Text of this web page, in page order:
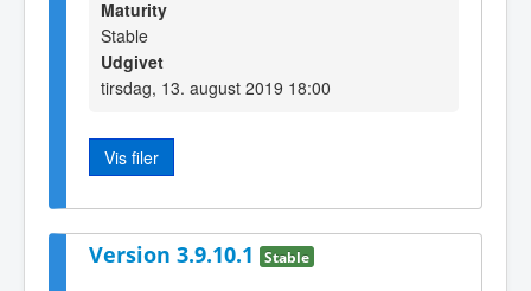
Maturity
Stable
Udgivet
tirsdag, 13. august 2019 18:00
Vis filer
Version 3.9.10.1 Stable